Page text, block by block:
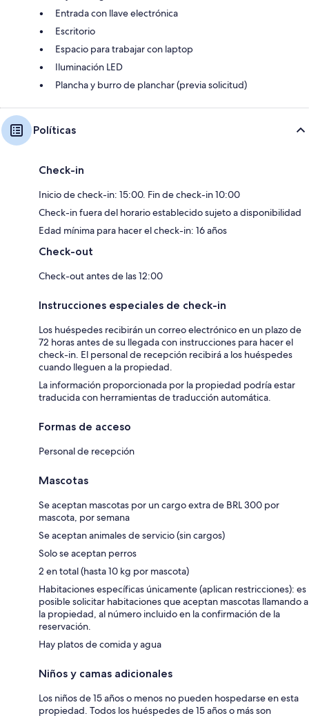
Entrada con llave electrónica
Escritorio
Espacio para trabajar con laptop
Iluminación LED
Plancha y burro de planchar (previa solicitud)
Políticas
Check-in
Inicio de check-in: 15:00. Fin de check-in 10:00
Check-in fuera del horario establecido sujeto a disponibilidad
Edad mínima para hacer el check-in: 16 años
Check-out
Check-out antes de las 12:00
Instrucciones especiales de check-in
Los huéspedes recibirán un correo electrónico en un plazo de
72 horas antes de su llegada con instrucciones para hacer el
check-in. El personal de recepción recibirá a los huéspedes
cuando lleguen a la propiedad.
La información proporcionada por la propiedad podría estar
traducida con herramientas de traducción automática.
Formas de acceso
Personal de recepción
Mascotas
Se aceptan mascotas por un cargo extra de BRL 300 por
mascota, por semana
Se aceptan animales de servicio (sin cargos)
Solo se aceptan perros
2 en total (hasta 10 kg por mascota)
Habitaciones específicas únicamente (aplican restricciones): es
posible solicitar habitaciones que aceptan mascotas llamando a
la propiedad, al número incluido en la confirmación de la
reservación.
Hay platos de comida y agua
Niños y camas adicionales
Los niños de 15 años o menos no pueden hospedarse en esta
propiedad. Todos los huéspedes de 15 años o más son